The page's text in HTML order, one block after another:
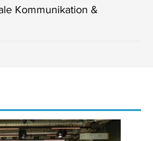
Kommunikation &